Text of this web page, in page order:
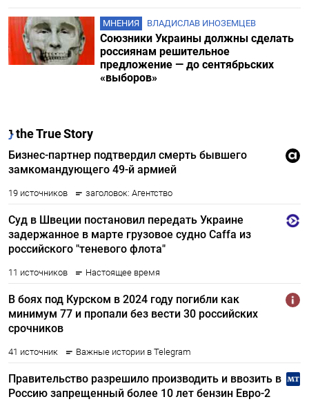
МНЕНИЯ ВЛАДИСЛАВ ИНОЗЕМЦЕВ
Союзники Украины должны сделать
россиянам решительное
предложение — до сентябрьских
«выборов»